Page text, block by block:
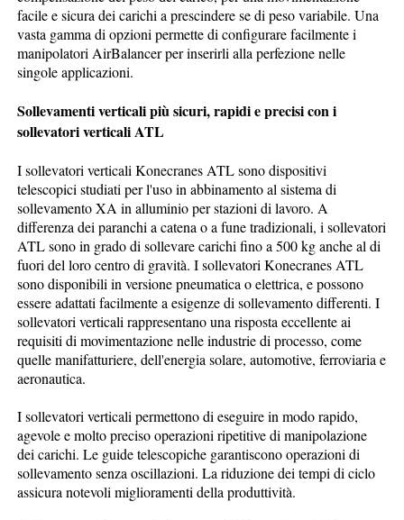
facile e sicura dei carichi a prescindere se di peso variabile. Una
vasta gamma di opzioni permette di configurare facilmente i
manipolatori AirBalancer per inserirli alla perfezione nelle
singole applicazioni.
Sollevamenti verticali più sicuri, rapidi e precisi con i
sollevatori verticali ATL
I sollevatori verticali Konecranes ATL sono dispositivi
telescopici studiati per l'uso in abbinamento al sistema di
sollevamento XA in alluminio per stazioni di lavoro. A
differenza dei paranchi a catena o a fune tradizionali, i sollevatori
ATL sono in grado di sollevare carichi fino a 500 kg anche al di
fuori del loro centro di gravità. I sollevatori Konecranes ATL
sono disponibili in versione pneumatica o elettrica, e possono
essere adattati facilmente a esigenze di sollevamento differenti. I
sollevatori verticali rappresentano una risposta eccellente ai
requisiti di movimentazione nelle industrie di processo, come
quelle manifatturiere, dell'energia solare, automotive, ferroviaria e
aeronautica.
I sollevatori verticali permettono di eseguire in modo rapido,
agevole e molto preciso operazioni ripetitive di manipolazione
dei carichi. Le guide telescopiche garantiscono operazioni di
sollevamento senza oscillazioni. La riduzione dei tempi di ciclo
assicura notevoli miglioramenti della produttività.